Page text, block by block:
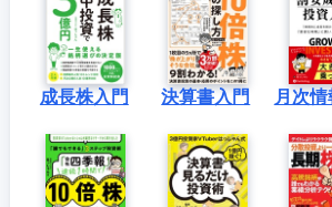
成長株入門 決算書入門 月次